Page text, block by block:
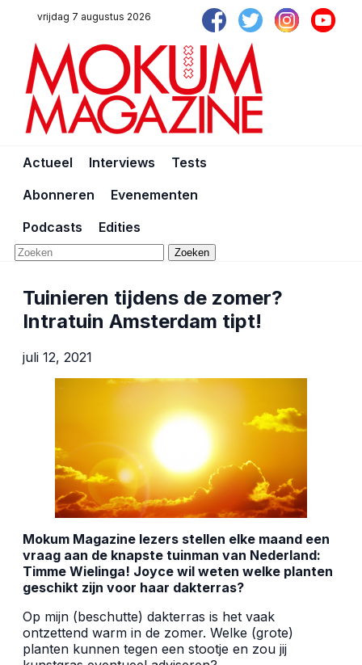
vrijdag 7 augustus 2026
Actueel Interviews
Tests
Abonneren
Evenementen
Podcasts
Edities
Zoeken
Tuinieren tijdens de zomer?
Intratuin Amsterdam tipt!
juli 12, 2021
Mokum Magazine lezers stellen elke maand een
vraag aan de knapste tuinman van Nederland:
Timme Wielinga! Joyce wil weten welke planten
geschikt zijn voor haar dakterras?
Op mijn (beschutte) dakterras is het vaak
ontzettend warm in de zomer. Welke (grote)
planten kunnen tegen een stootje en zou jij